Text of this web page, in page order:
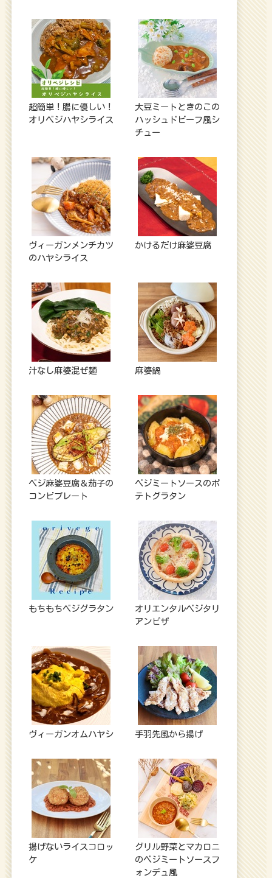
超簡単！腸に優しい！
オリベジハヤシライス
大豆ミートときのこの
ハッシュドビーフ風シ
チュー
ヴィーガンメンチカツ
のハヤシライス
かけるだけ麻婆豆腐
汁なし麻婆混ぜ麺 麻婆鍋
ベジ麻婆豆腐＆茄子の
コンビプレート
ベジミートソースのポ
テトグラタン
もちもちベジグラタン
オリエンタルベジタリ
アンピザ
ヴィーガンオムハヤシ 手羽先風から揚げ
揚げないライスコロッ
ケ
グリル野菜とマカロニ
のベジミートソースフ
ォンデュ風